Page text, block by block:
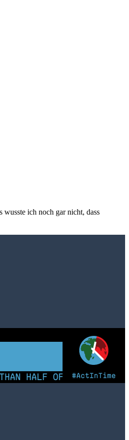
wusste ich noch gar nicht, dass
#ActInTime
OF ITS